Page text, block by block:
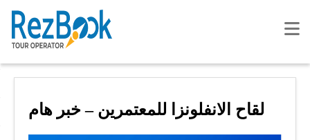
لقاح الانفلونزا للمعتمرين – خبر هام